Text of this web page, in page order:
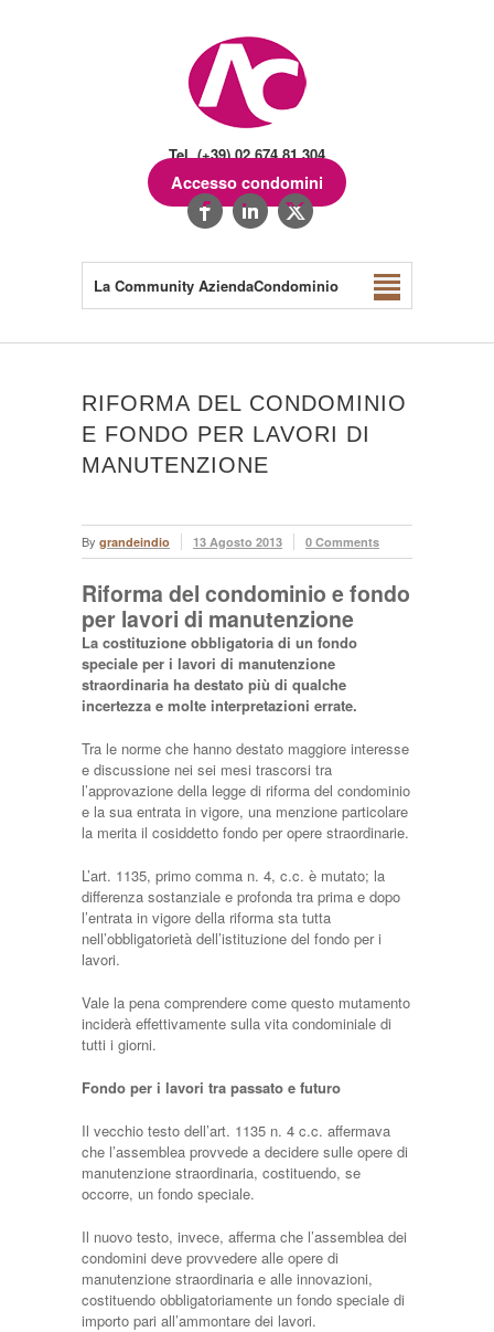
Tel. (+39) 02.674.81.304
Accesso condomini
La Community AziendaCondominio
RIFORMA DEL CONDOMINIO
E FONDO PER LAVORI DI
MANUTENZIONE
By grandeindio 13 Agosto 2013 0 Comments
Riforma del condominio e fondo
per lavori di manutenzione
La costituzione obbligatoria di un fondo
speciale per i lavori di manutenzione
straordinaria ha destato più di qualche
incertezza e molte interpretazioni errate.
Tra le norme che hanno destato maggiore interesse
e discussione nei sei mesi trascorsi tra
l’approvazione della legge di riforma del condominio
e la sua entrata in vigore, una menzione particolare
la merita il cosiddetto fondo per opere straordinarie.
L’art. 1135, primo comma n. 4, c.c. è mutato; la
differenza sostanziale e profonda tra prima e dopo
l’entrata in vigore della riforma sta tutta
nell’obbligatorietà dell’istituzione del fondo per i
lavori.
Vale la pena comprendere come questo mutamento
inciderà effettivamente sulla vita condominiale di
tutti i giorni.
Fondo per i lavori tra passato e futuro
Il vecchio testo dell’art. 1135 n. 4 c.c. affermava
che l’assemblea provvede a decidere sulle opere di
manutenzione straordinaria, costituendo, se
occorre, un fondo speciale.
Il nuovo testo, invece, afferma che l’assemblea dei
condomini deve provvedere alle opere di
manutenzione straordinaria e alle innovazioni,
costituendo obbligatoriamente un fondo speciale di
importo pari all’ammontare dei lavori.